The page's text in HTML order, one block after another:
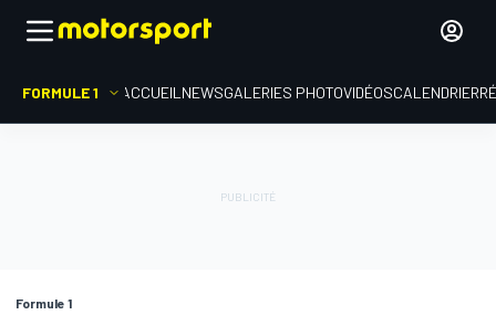
FORMULE 1 ACCUEIL NEWSGALERIES PHOTOVIDÉOSCALENDRIER
Formule 1